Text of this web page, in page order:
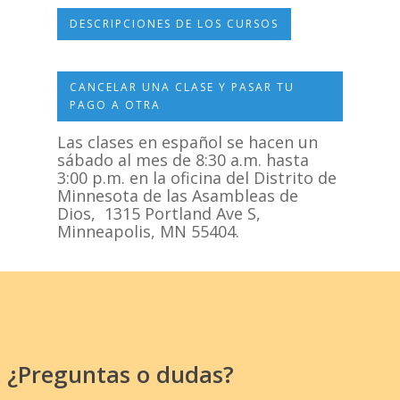
DESCRIPCIONES DE LOS CURSOS
CANCELAR UNA CLASE Y PASAR TU
PAGO A OTRA
Las clases en español se hacen un
sábado al mes de 8:30 a.m. hasta
3:00 p.m. en la oficina del Distrito de
Minnesota de las Asambleas de
Dios, 1315 Portland Ave S,
Minneapolis, MN 55404.
¿Preguntas o dudas?